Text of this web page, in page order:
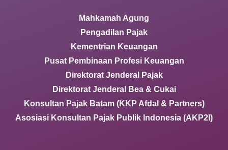
Mahkamah Agung
Pengadilan Pajak
Kementrian Keuangan
Pusat Pembinaan Profesi Keuangan
Direktorat Jenderal Pajak
Direktorat Jenderal Bea & Cukai
Konsultan Pajak Batam (KKP Afdal & Partners)
Asosiasi Konsultan Pajak Publik Indonesia (AKP2I)